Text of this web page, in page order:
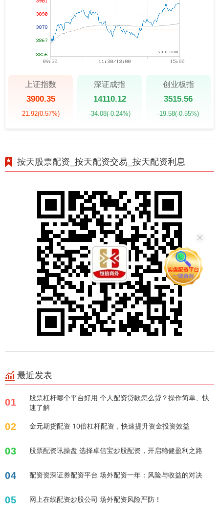
上证指数
3900.35
21.92(0.57%)
深证成指
14110.12
-34.08(-0.24%)
创业板指
3515.56
-19.58(-0.55%)
按天股票配资_按天配资交易_按天配资利息
最近发表
01
股票杠杆哪个平台好用 个人配资贷款怎么贷？操作简单、快
速了解
02 金元期货配资 10倍杠杆配资，快速提升资金投资效益
03 股票配资讯操盘 选择卓信宝炒股配资，开启稳健盈利之路
04 配资资深证券配资平台 场外配资一年：风险与收益的对决
05 网上在线配资炒股公司 场外配资风险严防！